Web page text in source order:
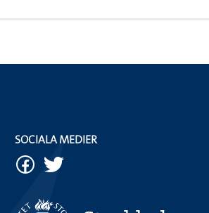
SOCIALA MEDIER